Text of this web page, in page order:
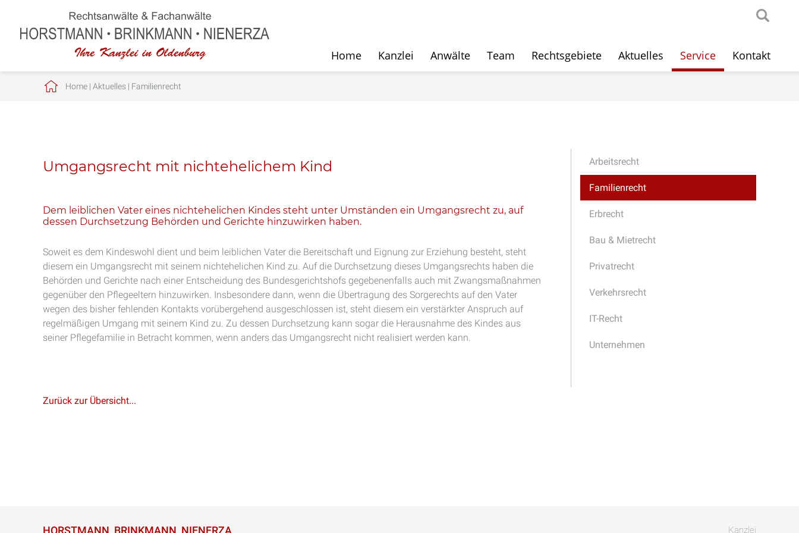
Home Kanzlei Anwälte Team Rechtsgebiete Aktuelles Service Kontakt
Home| Aktuelles| Familienrecht
Arbeitsrecht
Familienrecht
Erbrecht
Bau & Mietrecht
Privatrecht
Verkehrsrecht
IT-Recht
Unternehmen
Umgangsrecht mit nichtehelichem Kind
Dem leiblichen Vater eines nichtehelichen Kindes steht unter Umständen ein Umgangsrecht zu, auf
dessen Durchsetzung Behörden und Gerichte hinzuwirken haben.
Soweit es dem Kindeswohl dient und beim leiblichen Vater die Bereitschaft und Eignung zur Erziehung besteht, steht
diesem ein Umgangsrecht mit seinem nichtehelichen Kind zu. Auf die Durchsetzung dieses Umgangsrechts haben die
Behörden und Gerichte nach einer Entscheidung des Bundesgerichtshofs gegebenenfalls auch mit Zwangsmaßnahmen
gegenüber den Pflegeeltern hinzuwirken. Insbesondere dann, wenn die Übertragung des Sorgerechts auf den Vater
wegen des bisher fehlenden Kontakts vorübergehend ausgeschlossen ist, steht diesem ein verstärkter Anspruch auf
regelmäßigen Umgang mit seinem Kind zu. Zu dessen Durchsetzung kann sogar die Herausnahme des Kindes aus
seiner Pflegefamilie in Betracht kommen, wenn anders das Umgangsrecht nicht realisiert werden kann.
Zurück zur Übersicht...
HORSTMANN, BRINKMANN, NIENERZA Kanzlei